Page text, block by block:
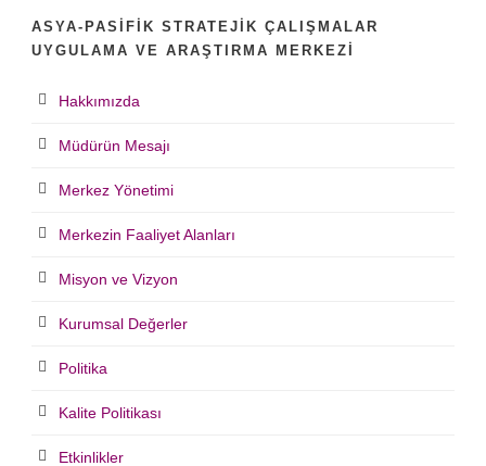
ASYA-PASIFIK STRATEJIK ÇALIŞMALAR
UYGULAMA VE ARAŞTIRMA MERKEZI
Hakkımızda
Müdürün Mesajı
Merkez Yönetimi
Merkezin Faaliyet Alanları
Misyon ve Vizyon
Kurumsal Değerler
Politika
Kalite Politikası
Etkinlikler